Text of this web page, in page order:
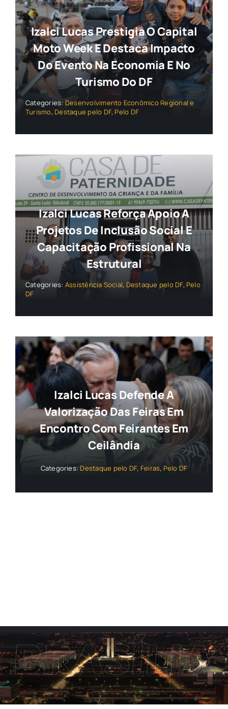
Izalci Lucas Prestigia O Capital
Moto Week E Destaca Impacto
Do Evento Na Economia E No
Turismo Do DF
Categories: Desenvolvimento Econômico Regional e
Turismo, Destaque pelo DF, Pelo DF
Izalci Lucas Reforça Apoio A
Projetos De Inclusão Social E
Capacitação Profissional Na
Estrutural
Categories: Assistência Social, Destaque pelo DF, Pelo
DF
Izalci Lucas Defende A
Valorização Das Feiras Em
Encontro Com Feirantes Em
Ceilândia
Categories: Destaque pelo DF, Feiras, Pelo DF